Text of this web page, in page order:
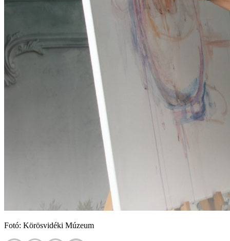
Fotó: Körösvidéki Múzeum